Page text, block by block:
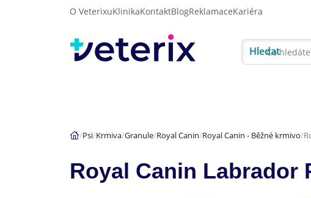
O VeterixuKlinikaKontaktBlogReklamaceKariéra
Hledat
Psi Krmiva Granule Royal Canin Royal Canin - Běžné krmivo
Royal Canin Labrador